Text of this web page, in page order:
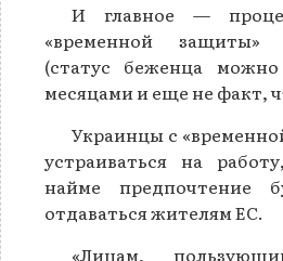
И главное —
«временной защиты»
(статус беженца
месяцами и еще не факт,
Украинцы с
устраиваться на
найме предпочтение
отдаваться жителям ЕС.
«Лицам,